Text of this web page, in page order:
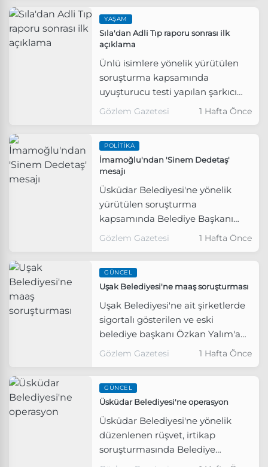
Dedetaş'ın da aralarında
bulunduğu 4 kişi tutuklandı.
YAŞAM
Sıla'dan Adli Tıp raporu sonrası ilk
açıklama
Ünlü isimlere yönelik yürütülen
soruşturma kapsamında
uyuşturucu testi yapılan şarkıcı
Sıla Gençoğlu, Adli Tıp Kurumu
bulgusuna rastlanmamasının
ardından ilk kez açıklama yaptı.
Gözlem Gazetesi 1 Hafta Önce
POLITIKA
İmamoğlu'ndan 'Sinem Dedetaş'
mesajı
Üsküdar Belediyesi'ne yönelik
yürütülen soruşturma
kapsamında Belediye Başkanı
Sinem Dedetaş'ın da aralarında
Gözlem Gazetesi 1 Hafta Önce
GÜNCEL
Uşak Belediyesi'ne maaş soruşturması
Uşak Belediyesi'ne ait şirketlerde
sigortalı gösterilen ve eski
belediye başkanı Özkan Yalım'a
ait işletmelerde çalışmayı
yapıldı.
Gözlem Gazetesi 1 Hafta Önce
GÜNCEL
Üsküdar Belediyesi'ne operasyon
Üsküdar Belediyesi'ne yönelik
düzenlenen rüşvet, irtikap
soruşturmasında Belediye
Başkanı Sinem Dedetaş dahil 6